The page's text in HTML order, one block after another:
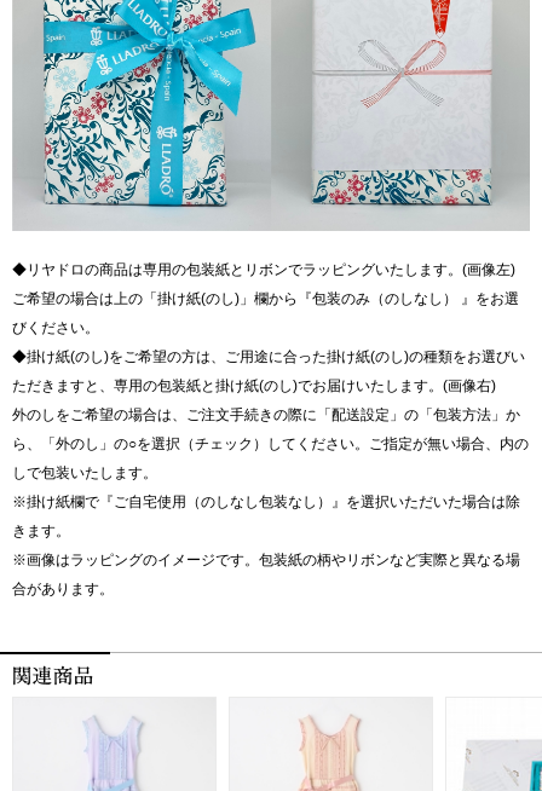
◆リヤドロの商品は専用の包装紙とリボンでラッピングいたします。(画像左)
ご希望の場合は上の「掛け紙(のし)」欄から『包装のみ（のしなし） 』をお選
びください。
◆掛け紙(のし)をご希望の方は、ご用途に合った掛け紙(のし)の種類をお選びい
ただきますと、専用の包装紙と掛け紙(のし)でお届けいたします。(画像右)
外のしをご希望の場合は、ご注文手続きの際に「配送設定」の「包装方法」か
ら、「外のし」の○を選択（チェック）してください。ご指定が無い場合、内の
しで包装いたします。
※掛け紙欄で『ご自宅使用（のしなし包装なし）』を選択いただいた場合は除
きます。
※画像はラッピングのイメージです。包装紙の柄やリボンなど実際と異なる場
合があります。